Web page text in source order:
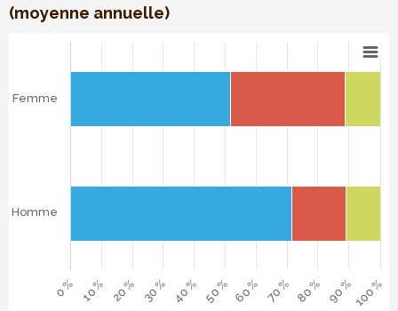
(moyenne annuelle)
Nombre de salariés par régime de travail et sexe
The chart has 1 X axis displaying categories.
The chart has 1 Y axis displaying . Data ranges from
Femme
Homme
0 % 10 % 20 % 30 % 40 % 50 % 60 % 70 % 80 % 90 %100 %